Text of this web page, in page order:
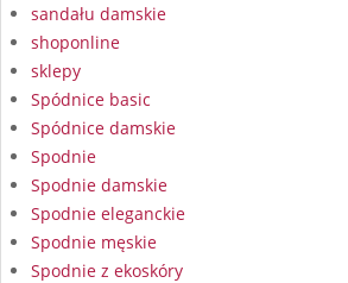
sandału damskie
shoponline
sklepy
Spódnice basic
Spódnice damskie
Spodnie
Spodnie damskie
Spodnie eleganckie
Spodnie męskie
Spodnie z ekoskóry